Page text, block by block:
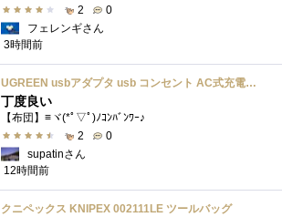
2
0
フェレンギさん
3時間前
UGREEN usbアダプタ usb コンセント AC式充電器 3.1A PSE認証済み 折りたたみ式プラグ 2ポート
丁度良い
【布団】≡ヾ(*ﾟ▽ﾟ)ﾉｺﾝﾊﾞﾝﾜｰ♪
2
0
supatinさん
12時間前
クニペックス KNIPEX 002111LE ツールバッグ